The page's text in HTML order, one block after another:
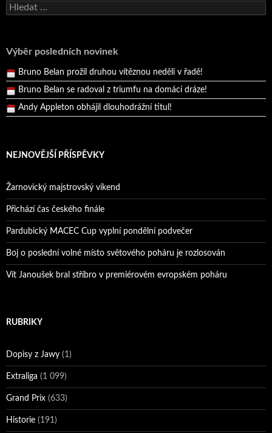
Vyhledávání
Výběr posledních novinek
Andy Appleton obhájil dlouhodrážní titul!
Bruno Belan prožil druhou vítěznou neděli v řadě!
Bruno Belan se radoval z triumfu na domácí dráze!
Andy Appleton obhájil dlouhodrážní titul!
Reprezentační dvojice brala český titul!
NEJNOVĚJŠÍ PŘÍSPĚVKY
Žarnovický majstrovský víkend
Přichází čas českého finále
Pardubický MACEC Cup vyplní pondělní podvečer
Boj o poslední volné místo světového poháru je rozlosován
Vít Janoušek bral stříbro v premiérovém evropském poháru
RUBRIKY
Dopisy z Jawy (1)
Extraliga (1 099)
Grand Prix (633)
Historie (191)